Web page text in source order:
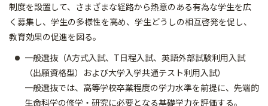
制度を設置して、さまざまな経路から熱意のある有為な学生を広
く募集し、学生の多様性を高め、学生どうしの相互啓発を促し、
教育効果の促進を図る。
一般選抜（A方式入試、T日程入試、英語外部試験利用入試
（出願資格型）および大学入学共通テスト利用入試）
一般選抜では、高等学校卒業程度の学力水準を前提に、先端的
生命科学の修学・研究に必要となる基礎学力を評価する。